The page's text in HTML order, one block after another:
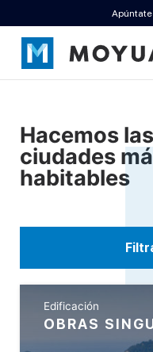
Hacemos las
ciudades
habitables
Edificación
OBRAS